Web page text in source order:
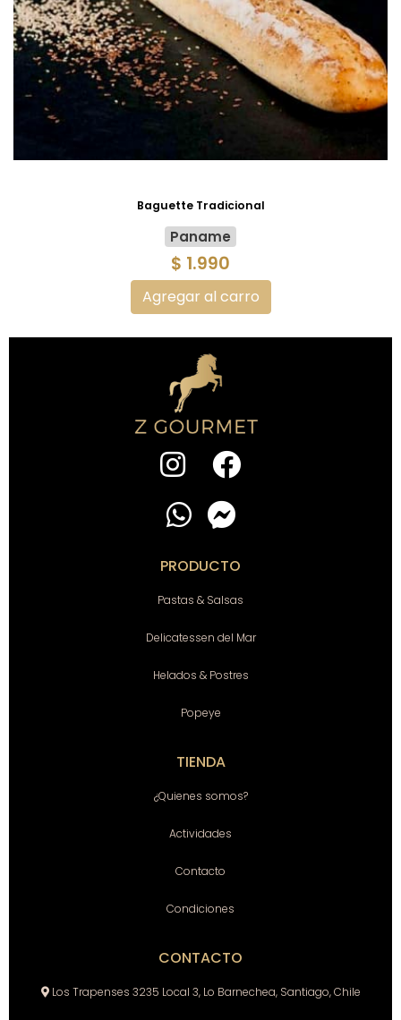
Baguette Tradicional
Paname
$ 1.990
Agregar al carro
PRODUCTO
Pastas & Salsas
Delicatessen del Mar
Helados & Postres
Popeye
TIENDA
¿Quienes somos?
Actividades
Contacto
Condiciones
CONTACTO
Los Trapenses 3235 Local 3, Lo Barnechea, Santiago, Chile